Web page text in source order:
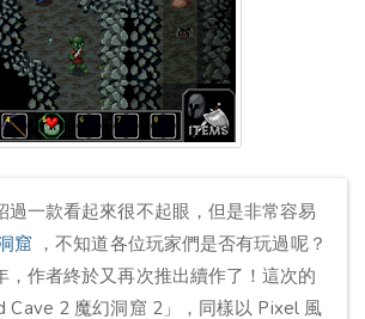
過一款看起來很不起眼，但是非常容易
窟 ，不知道各位玩家們是否有玩過呢？
，作者終於又再次推出續作了！這次的
Cave 2 魔幻洞窟 2」，同樣以 Pixel 風